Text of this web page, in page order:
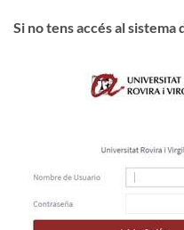
Si no tens accés al